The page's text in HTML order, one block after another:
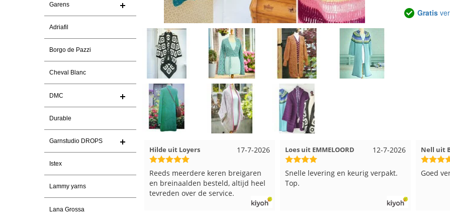
Garens
Adriafil
Borgo de Pazzi
Cheval Blanc
DMC
Durable
Garnstudio DROPS
Istex
Lammy yarns
Lana Grossa
Gratis
Reeds meerdere keren breigaren
en breinaalden besteld, altijd heel
12-7-2026
Loes uit EMMELOORD
Snelle levering en keurig verpakt.
Top.
12-7-2026
Nell uit Beuningen
Goed verpakt en snelgeleverd
Wendy
Ruime
beetje